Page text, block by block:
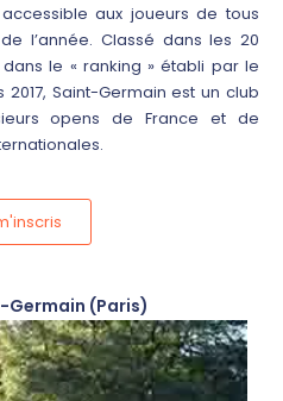
aux joueurs de tous
l’année. Classé dans les 20
le « ranking » établi par le
2017, Saint-Germain est un club
opens de France et de
Germain (Paris)